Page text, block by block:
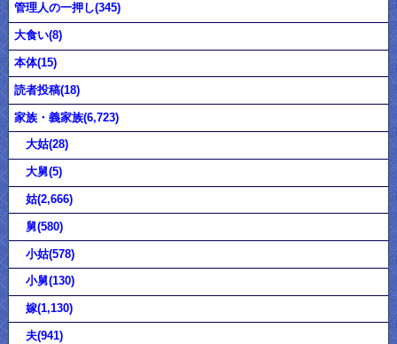
管理人の一押し(345)
大食い(8)
本体(15)
読者投稿(18)
家族・義家族(6,723)
大姑(28)
大舅(5)
姑(2,666)
舅(580)
小姑(578)
小舅(130)
嫁(1,130)
夫(941)